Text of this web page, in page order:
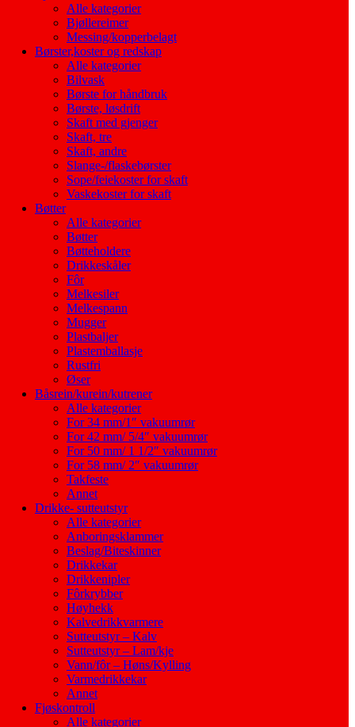
Alle kategorier
Bjøllereimer
Messing/kopperbelagt
Børster,koster og redskap
Alle kategorier
Bilvask
Børste for håndbruk
Børste, løsdrift
Skaft med gjenger
Skaft, tre
Skaft, andre
Slange-/flaskebørster
Sope/feiekoster for skaft
Vaskekoster for skaft
Bøtter
Alle kategorier
Bøtter
Bøtteholdere
Drikkeskåler
Fôr
Melkesiler
Melkespann
Mugger
Plastbaljer
Plastemballasje
Rustfri
Øser
Båsrein/kurein/kutrener
Alle kategorier
For 34 mm/1″ vakuumrør
For 42 mm/ 5/4″ vakuumrør
For 50 mm/ 1 1/2″ vakuumrør
For 58 mm/ 2″ vakuumrør
Takfeste
Annet
Drikke- sutteutstyr
Alle kategorier
Anboringsklammer
Beslag/Biteskinner
Drikkekar
Drikkenipler
Fôrkrybber
Høyhekk
Kalvedrikkvarmere
Sutteutstyr – Kalv
Sutteutstyr – Lam/kje
Vann/fôr – Høns/Kylling
Varmedrikkekar
Annet
Fjøskontroll
Alle kategorier